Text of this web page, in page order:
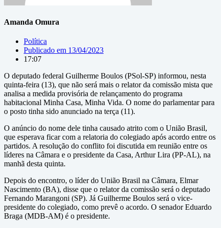
Amanda Omura
Política
Publicado em 13/04/2023
17:07
O deputado federal Guilherme Boulos (PSol-SP) informou, nesta
quinta-feira (13), que não será mais o relator da comissão mista que
analisa a medida provisória de relançamento do programa
habitacional Minha Casa, Minha Vida. O nome do parlamentar para
o posto tinha sido anunciado na terça (11).
O anúncio do nome dele tinha causado atrito com o União Brasil,
que esperava ficar com a relatoria do colegiado após acordo entre os
partidos. A resolução do conflito foi discutida em reunião entre os
líderes na Câmara e o presidente da Casa, Arthur Lira (PP-AL), na
manhã desta quinta.
Depois do encontro, o líder do União Brasil na Câmara, Elmar
Nascimento (BA), disse que o relator da comissão será o deputado
Fernando Marangoni (SP). Já Guilherme Boulos será o vice-
presidente do colegiado, como prevê o acordo. O senador Eduardo
Braga (MDB-AM) é o presidente.